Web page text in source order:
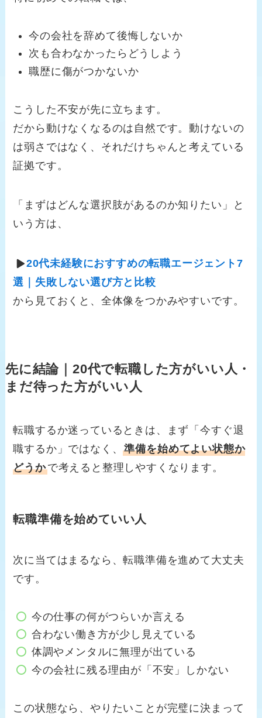
今の会社を辞めて後悔しないか
次も合わなかったらどうしよう
職歴に傷がつかないか
こうした不安が先に立ちます。
だから動けなくなるのは自然です。動けないの
は弱さではなく、それだけちゃんと考えている
証拠です。
「まずはどんな選択肢があるのか知りたい」と
いう方は、
20代未経験におすすめの転職エージェント7
選｜失敗しない選び方と比較
から見ておくと、全体像をつかみやすいです。
先に結論｜20代で転職した方がいい人・
まだ待った方がいい人
転職するか迷っているときは、まず「今すぐ退
職するか」ではなく、準備を始めてよい状態か
どうかで考えると整理しやすくなります。
転職準備を始めていい人
次に当てはまるなら、転職準備を進めて大丈夫
です。
今の仕事の何がつらいか言える
合わない働き方が少し見えている
体調やメンタルに無理が出ている
今の会社に残る理由が「不安」しかない
この状態なら、やりたいことが完璧に決まって